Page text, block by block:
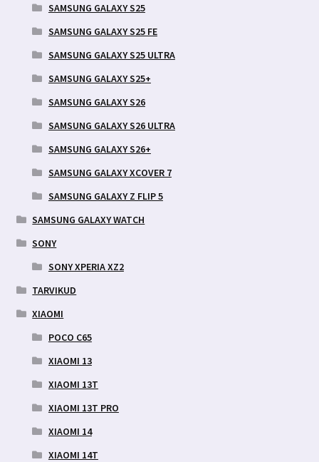
SAMSUNG GALAXY S25
SAMSUNG GALAXY S25 FE
SAMSUNG GALAXY S25 ULTRA
SAMSUNG GALAXY S25+
SAMSUNG GALAXY S26
SAMSUNG GALAXY S26 ULTRA
SAMSUNG GALAXY S26+
SAMSUNG GALAXY XCOVER 7
SAMSUNG GALAXY Z FLIP 5
SAMSUNG GALAXY WATCH
SONY
SONY XPERIA XZ2
TARVIKUD
XIAOMI
POCO C65
XIAOMI 13
XIAOMI 13T
XIAOMI 13T PRO
XIAOMI 14
XIAOMI 14T